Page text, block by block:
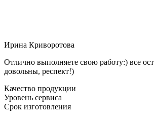
Ирина Криворотова
Отлично выполняете свою работу:) все
довольны, респект!)
Качество продукции
Уровень сервиса
Срок изготовления